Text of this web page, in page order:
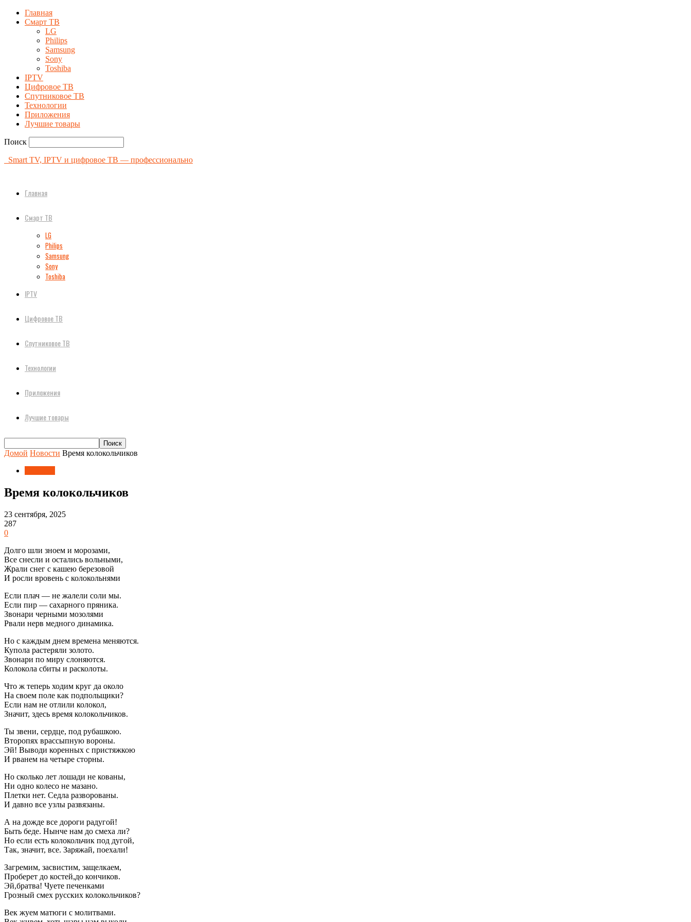
Главная
Смарт ТВ
LG
Philips
Samsung
Sony
Toshiba
IPTV
Цифровое ТВ
Спутниковое ТВ
Технологии
Приложения
Лучшие товары
Поиск
Smart TV, IPTV и цифровое ТВ — профессионально
Главная
Смарт ТВ
LG
Philips
Samsung
Sony
Toshiba
IPTV
Цифровое ТВ
Спутниковое ТВ
Технологии
Приложения
Лучшие товары
Домой Новости Время колокольчиков
Время колокольчиков
23 сентября, 2025
287
0
Долго шли зноем и морозами,
Все снесли и остались вольными,
Жрали снег с кашею березовой
И росли вровень с колокольнями
Если плач — не жалели соли мы.
Если пир — сахарного пряника.
Звонари черными мозолями
Рвали нерв медного динамика.
Но с каждым днем времена меняются.
Купола растеряли золото.
Звонари по миру слоняются.
Колокола сбиты и расколоты.
Что ж теперь ходим круг да около
На своем поле как подпольщики?
Если нам не отлили колокол,
Значит, здесь время колокольчиков.
Ты звени, сердце, под рубашкою.
Второпях врассыпную вороны.
Эй! Выводи коренных с пристяжкою
И рванем на четыре сторны.
Но сколько лет лошади не кованы,
Ни одно колесо не мазано.
Плетки нет. Седла разворованы.
И давно все узлы развязаны.
А на дожде все дороги радугой!
Быть беде. Нынче нам до смеха ли?
Но если есть колокольчик под дугой,
Так, значит, все. Заряжай, поехали!
Загремим, засвистим, защелкаем,
Проберет до костей,до кончиков.
Эй,братва! Чуете печенками
Грозный смех русских колокольчиков?
Век жуем матюги с молитвами.